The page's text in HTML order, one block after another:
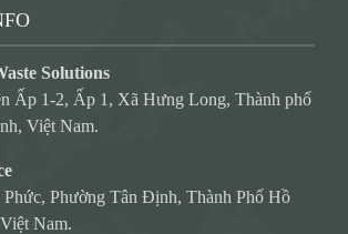
Solutions
Ấp 1-2, Ấp 1, Xã Hưng Long, Thành phố
Việt Nam.
Phường Tân Định, Thành Phố Hồ
Nam.